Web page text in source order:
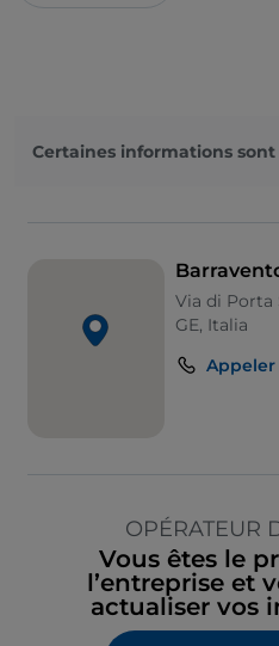
Certaines informations
Via di Porta
GE, Italia
Appeler
OPÉRATEUR
Vous êtes le
l’entreprise et
actualiser vos